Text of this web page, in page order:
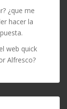
¿que me
hacer la
web quick
Alfresco?